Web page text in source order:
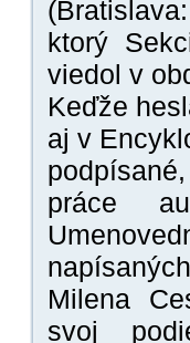
ktorý
viedol v
Keďže
aj v
práce
Milena
svoj